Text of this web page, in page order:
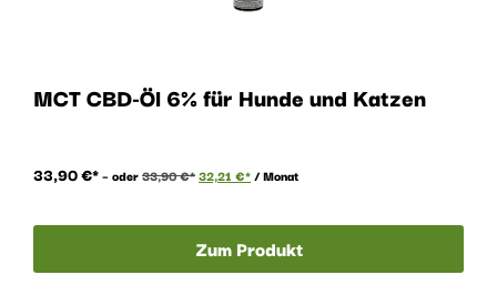
MCT CBD-Öl 6% für Hunde und Katzen
33,90€ – oder33,90€ 32,21 € / Monat
Zum Produkt